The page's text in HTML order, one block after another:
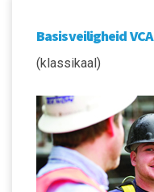
Basisveiligheid VCA
(klassikaal)